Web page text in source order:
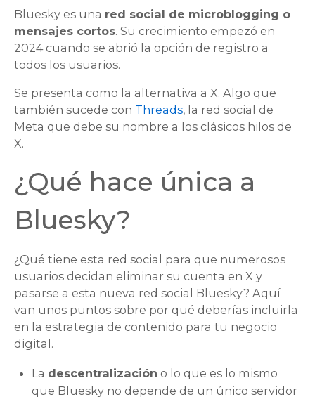
Bluesky es una red social de microblogging o
mensajes cortos. Su crecimiento empezó en
2024 cuando se abrió la opción de registro a
todos los usuarios.
Se presenta como la alternativa a X. Algo que
también sucede con Threads, la red social de
Meta que debe su nombre a los clásicos hilos de
X.
¿Qué hace única a
Bluesky?
¿Qué tiene esta red social para que numerosos
usuarios decidan eliminar su cuenta en X y
pasarse a esta nueva red social Bluesky? Aquí
van unos puntos sobre por qué deberías incluirla
en la estrategia de contenido para tu negocio
digital.
La descentralización o lo que es lo mismo
que Bluesky no depende de un único servidor